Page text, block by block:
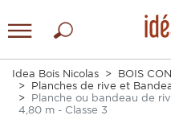
Idea Bois Nicolas
BOIS
Planches de rive et
Planche ou bandeau de
4,80 m - Classe 3